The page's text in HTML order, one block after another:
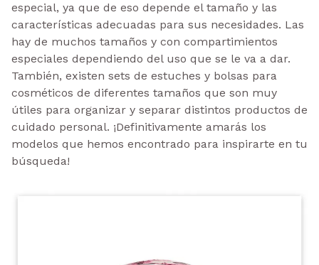
especial, ya que de eso depende el tamaño y las
características adecuadas para sus necesidades. Las
hay de muchos tamaños y con compartimientos
especiales dependiendo del uso que se le va a dar.
También, existen sets de estuches y bolsas para
cosméticos de diferentes tamaños que son muy
útiles para organizar y separar distintos productos de
cuidado personal. ¡Definitivamente amarás los
modelos que hemos encontrado para inspirarte en tu
búsqueda!